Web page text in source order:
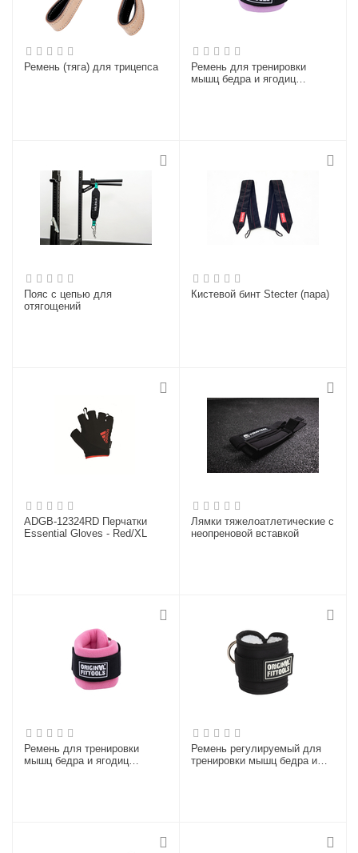
Ремень (тяга) для трицепса
Ремень для тренировки
мышц бедра и ягодиц
Пояс с цепью для
отягощений
Кистевой бинт Stecter (пара)
ADGB-12324RD Перчатки
Essential Gloves - Red/XL
Лямки тяжелоатлетические c
неопреновой вставкой
Ремень для тренировки
мышц бедра и ягодиц
Ремень регулируемый для
тренировки мышц бедра и